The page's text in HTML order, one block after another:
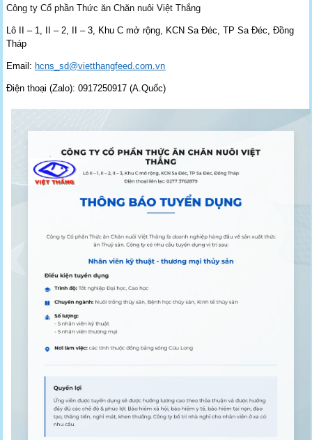
Công ty Cổ phần Thức ăn Chăn nuôi Việt Thắng
Lô II – 1, II – 2, II – 3, Khu C mở rộng, KCN Sa Đéc, TP Sa Đéc, Đồng
Tháp
Email: hcns_sd@vietthangfeed.com.vn
Điện thoại (Zalo): 0917250917 (A.Quốc)